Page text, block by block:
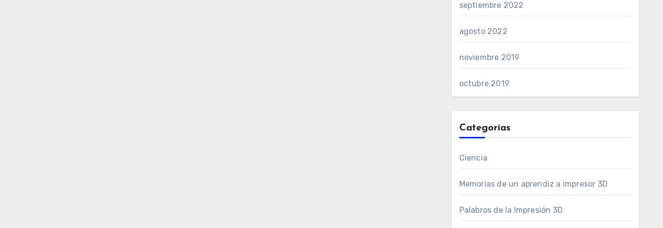
septiembre 2022
agosto 2022
noviembre 2019
octubre 2019
Categorías
Ciencia
Memorias de un aprendiz a impresor 3D
Palabros de la Impresión 3D